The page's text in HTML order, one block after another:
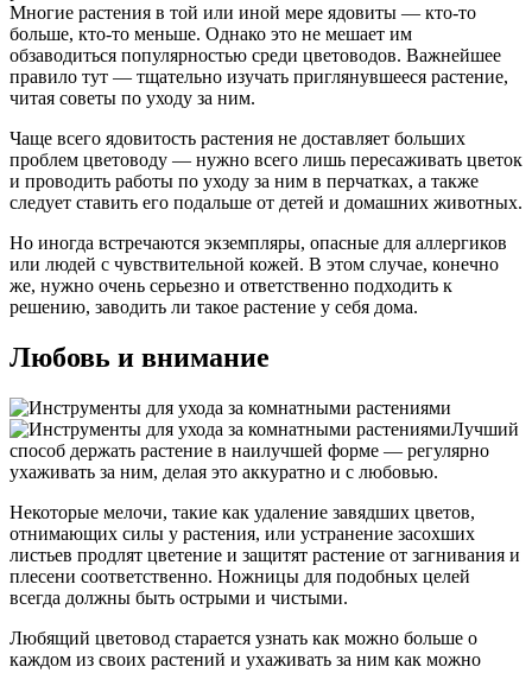
Многие растения в той или иной мере ядовиты — кто-то
больше, кто-то меньше. Однако это не мешает им
обзаводиться популярностью среди цветоводов. Важнейшее
правило тут — тщательно изучать приглянувшееся растение,
читая советы по уходу за ним.
Чаще всего ядовитость растения не доставляет больших
проблем цветоводу — нужно всего лишь пересаживать цветок
и проводить работы по уходу за ним в перчатках, а также
следует ставить его подальше от детей и домашних животных.
Но иногда встречаются экземпляры, опасные для аллергиков
или людей с чувствительной кожей. В этом случае, конечно
же, нужно очень серьезно и ответственно подходить к
решению, заводить ли такое растение у себя дома.
Любовь и внимание
Лучший
способ держать растение в наилучшей форме — регулярно
ухаживать за ним, делая это аккуратно и с любовью.
Некоторые мелочи, такие как удаление завядших цветов,
отнимающих силы у растения, или устранение засохших
листьев продлят цветение и защитят растение от загнивания и
плесени соответственно. Ножницы для подобных целей
всегда должны быть острыми и чистыми.
Любящий цветовод старается узнать как можно больше о
каждом из своих растений и ухаживать за ним как можно